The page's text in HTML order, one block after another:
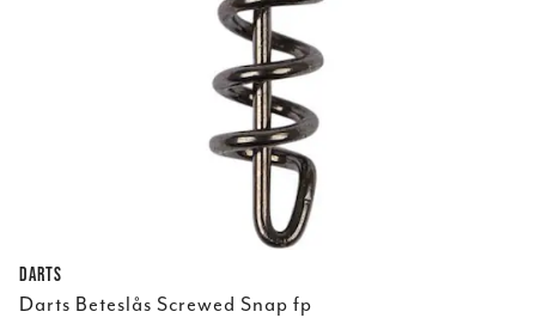
Darts
Darts Beteslås Screwed Snap fp